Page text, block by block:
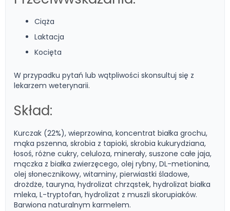
Ciąża
Laktacja
Kocięta
W przypadku pytań lub wątpliwości skonsultuj się z
lekarzem weterynarii.
Skład:
Kurczak (22%), wieprzowina, koncentrat białka grochu,
mąka pszenna, skrobia z tapioki, skrobia kukurydziana,
łosoś, różne cukry, celuloza, minerały, suszone całe jaja,
mączka z białka zwierzęcego, olej rybny, DL-metionina,
olej słonecznikowy, witaminy, pierwiastki śladowe,
drożdże, tauryna, hydrolizat chrząstek, hydrolizat białka
mleka, L-tryptofan, hydrolizat z muszli skorupiaków.
Barwiona naturalnym karmelem.